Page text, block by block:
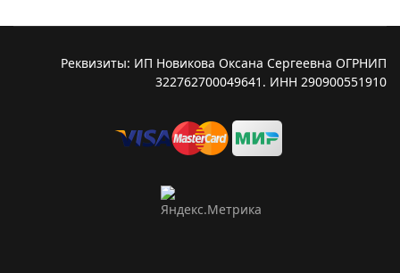
Реквизиты: ИП Новикова Оксана Сергеевна ОГРНИП
322762700049641. ИНН 290900551910